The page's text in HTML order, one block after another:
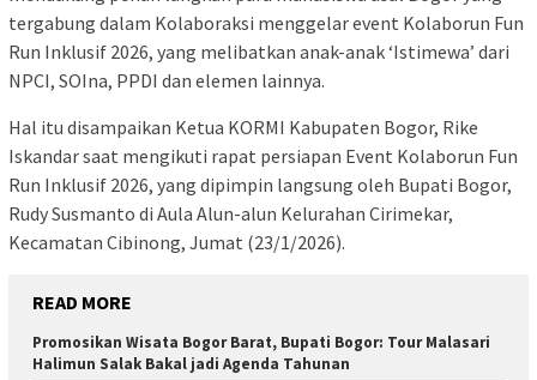
tergabung dalam Kolaboraksi menggelar event Kolaborun Fun
Run Inklusif 2026, yang melibatkan anak-anak ‘Istimewa’ dari
NPCI, SOIna, PPDI dan elemen lainnya.
Hal itu disampaikan Ketua KORMI Kabupaten Bogor, Rike
Iskandar saat mengikuti rapat persiapan Event Kolaborun Fun
Run Inklusif 2026, yang dipimpin langsung oleh Bupati Bogor,
Rudy Susmanto di Aula Alun-alun Kelurahan Cirimekar,
Kecamatan Cibinong, Jumat (23/1/2026).
READ MORE
Promosikan Wisata Bogor Barat, Bupati Bogor: Tour Malasari
Halimun Salak Bakal jadi Agenda Tahunan